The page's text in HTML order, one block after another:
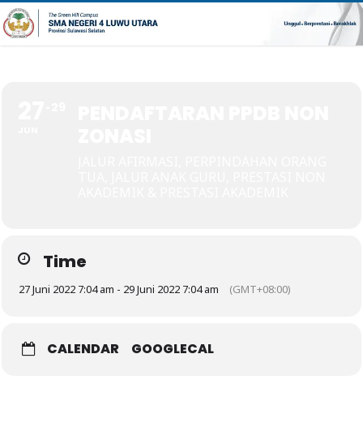
Time
27 Juni 2022 7:04 am - 29 Juni 2022 7:04 am (GMT+08:00)
CALENDAR GOOGLECAL